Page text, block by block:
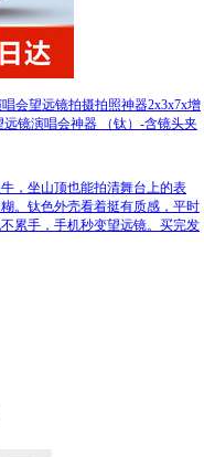
会望远镜拍摄拍照神器2x3x7x增
镜演唱会神器 （钛）-含镜头夹
，坐山顶也能拍清舞台上的表
。钛色外壳看着挺有质感，平时
累手，手机秒变望远镜。买完发